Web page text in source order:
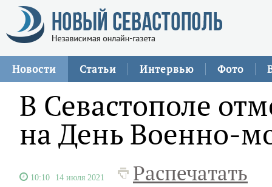
Новости Статьи Интервью Фото
В Севастополе
на День Военно-
10:10 14 июля 2021 Распечатать